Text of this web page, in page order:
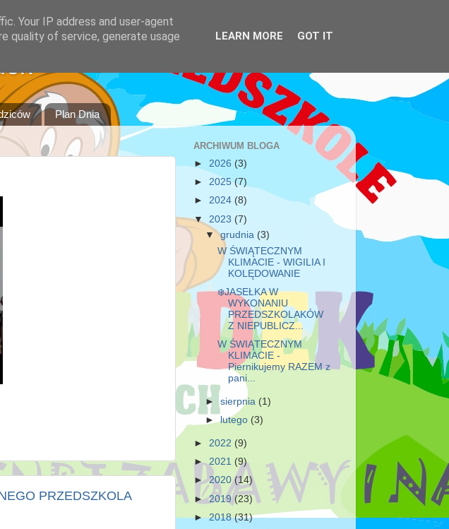
Plan Dnia
PRZEDSZKOLA
ARCHIWUM BLOGA
► 2026 (3)
► 2025(7)
► 2024 (8)
▼ 2023 (7)
▼grudnia (3)
W ŚWIĄTECZNYM
KLIMACIE - WIGILIA I
KOLĘDOWANIE
❄️JASEŁKA W
WYKONANIU
PRZEDSZKOLAKÓW
Z NIEPUBLICZ...
W ŚWIĄTECZNYM
KLIMACIE -
Piernikujemy RAZEM z
pani...
►sierpnia (1)
►lutego (3)
► 2022 (9)
►2021 (9)
►2020(14)
►2019 (23)
►2018(31)
Your IP address and user-agent
quality of service, generate usage
LEARN MORE GOT IT